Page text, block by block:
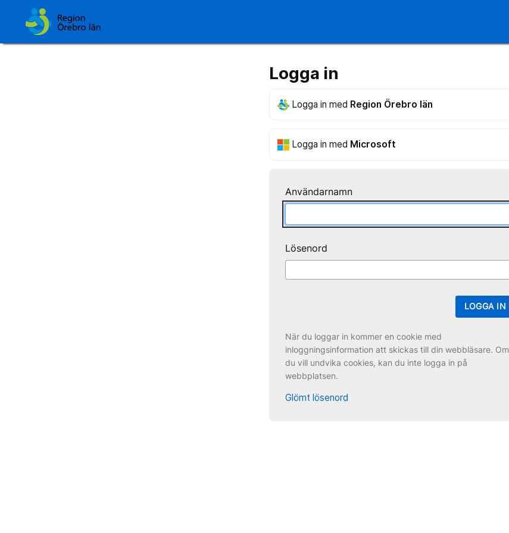
Logga in
Logga in med Region Örebro län
Logga in med Microsoft
Användarnamn
Lösenord
LOGGA IN
När du loggar in kommer en cookie med
inloggningsinformation att skickas till din webbläsare. Om
du vill undvika cookies, kan du inte logga in på
webbplatsen.
Glömt lösenord